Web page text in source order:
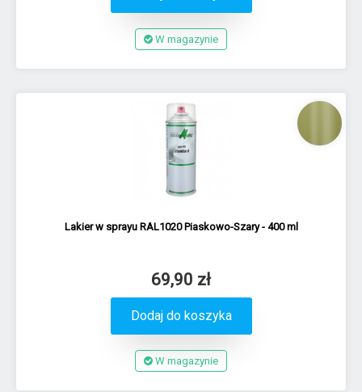
W magazynie
Lakier w sprayu RAL1020 Piaskowo-Szary - 400 ml
69,90 zł
Dodaj do koszyka
W magazynie